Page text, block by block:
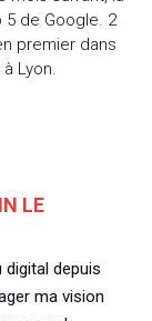
de Google. 2
premier dans
Lyon.
LE
depuis
ma vision